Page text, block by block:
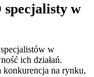
specjalisty w
w
ich działań.
konkurencja na rynku,